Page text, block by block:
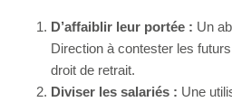
D’affaiblir leur portée : Un
Direction à contester les
droit de retrait.
Diviser les salariés : Une